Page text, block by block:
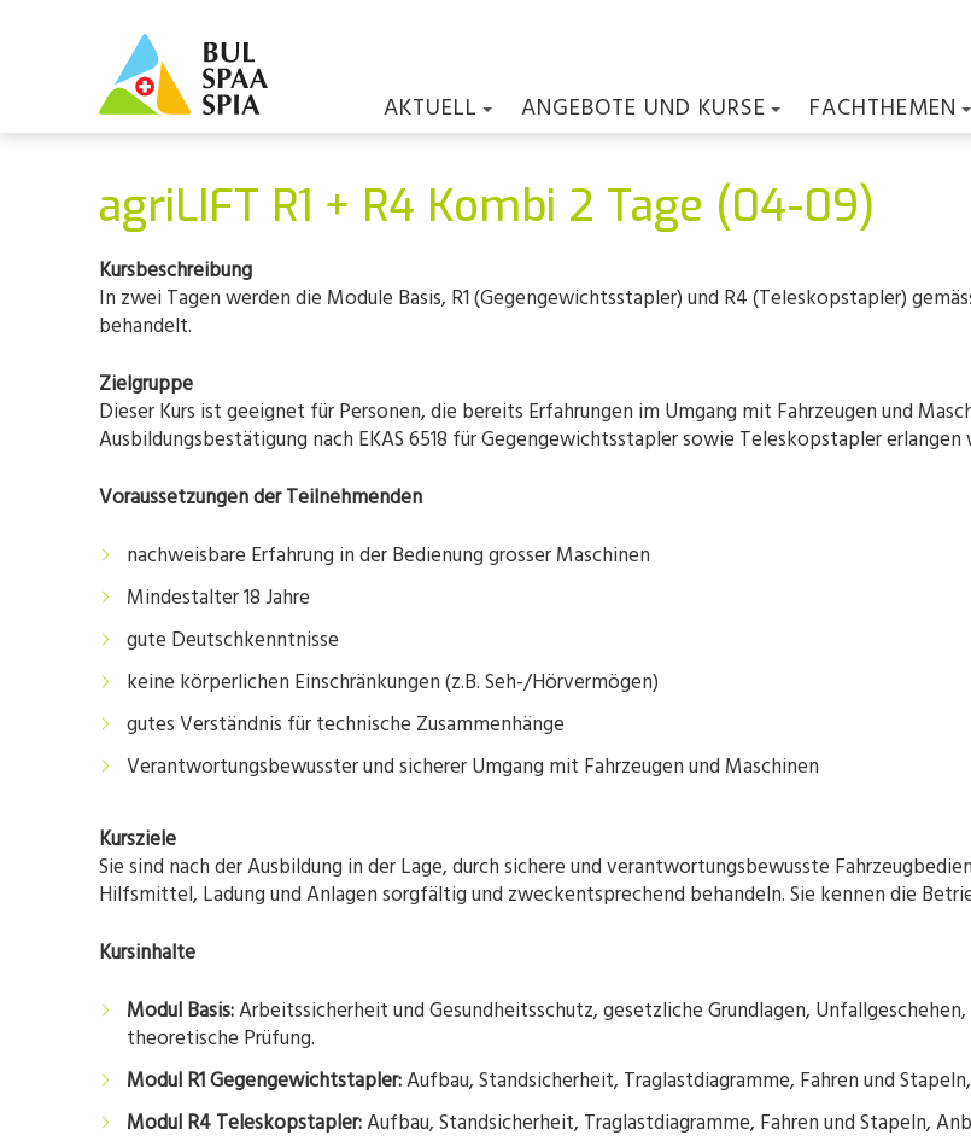
AKTUELL ANGEBOTE UND KURSE FACHTHEMEN
agriLIFT R1 + R4 Kombi 2 Tage (04-09)
Kursbeschreibung
In zwei Tagen werden die Module Basis, R1 (Gegengewichtsstapler) und R4 (Teleskopstapler)
behandelt.
Zielgruppe
Dieser Kurs ist geeignet für Personen, die bereits Erfahrungen im Umgang mit Fahrzeugen und
Ausbildungsbestätigung nach EKAS 6518 für Gegengewichtsstapler sowie Teleskopstapler erlangen
Voraussetzungen der Teilnehmenden
nachweisbare Erfahrung in der Bedienung grosser Maschinen
Mindestalter 18 Jahre
gute Deutschkenntnisse
keine körperlichen Einschränkungen (z.B. Seh-/Hörvermögen)
gutes Verständnis für technische Zusammenhänge
Verantwortungsbewusster und sicherer Umgang mit Fahrzeugen und Maschinen
Kursziele
Sie sind nach der Ausbildung in der Lage, durch sichere und verantwortungsbewusste
Hilfsmittel, Ladung und Anlagen sorgfältig und zweckentsprechend behandeln. Sie kennen die
Kursinhalte
Modul Basis:Arbeitssicherheit und Gesundheitsschutz, gesetzliche Grundlagen,
theoretische Prüfung.
Modul R1 Gegengewichtstapler:Aufbau, Standsicherheit, Traglastdiagramme, Fahren und
Modul R4 Teleskopstapler:Aufbau, Standsicherheit, Traglastdiagramme, Fahren und Stapeln,